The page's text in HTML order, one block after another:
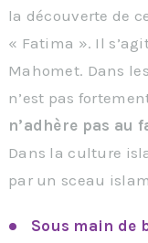
la découverte de
« Fatima ». Il
Mahomet. Dans
n’est pas
n’adhère pas au
Dans la culture
par un sceau
Sous main de